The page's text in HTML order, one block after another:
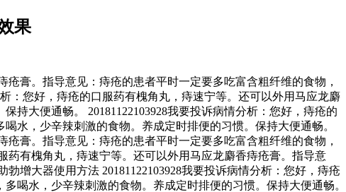
果
膏。指导意见：痔疮的患者平时一定要多吃富含粗纤维的食物，
：您好，痔疮的口服药有槐角丸，痔速宁等。还可以外用马应龙麝
持大便通畅。 20181122103928我要投诉病情分析：您好，痔疮的
水，少辛辣刺激的食物。养成定时排便的习惯。保持大便通畅。
膏。指导意见：痔疮的患者平时一定要多吃富含粗纤维的食物，
药有槐角丸，痔速宁等。还可以外用马应龙麝香痔疮膏。指导意
增大器使用方法 20181122103928我要投诉病情分析：您好，痔疮
喝水，少辛辣刺激的食物。养成定时排便的习惯。保持大便通畅。